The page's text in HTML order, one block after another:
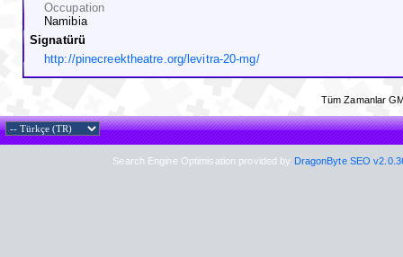
Occupation
Namibia
Signatürü
http://pinecreektheatre.org/levitra-20-mg/
Tüm Zamanlar
Search Engine Optimisation provided by DragonByte SEO